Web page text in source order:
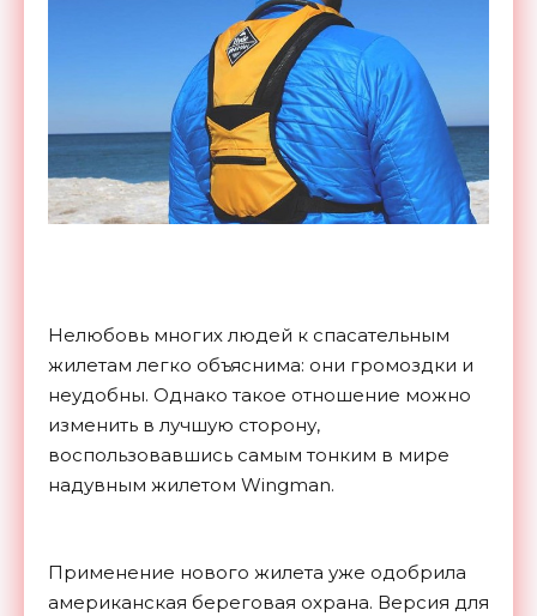
Нелюбовь многих людей к спасательным
жилетам легко объяснима: они громоздки и
неудобны. Однако такое отношение можно
изменить в лучшую сторону,
воспользовавшись самым тонким в мире
надувным жилетом Wingman.
Применение нового жилета уже одобрила
американская береговая охрана. Версия для